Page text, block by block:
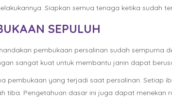
Siapkan semua tenaga ketika sudah
SEPULUH
pembukaan persalinan sudah sempurna
sangat kuat untuk membantu janin dapat
pembukaan yang terjadi saat persalinan. Setiap
tiba. Pengetahuan dasar ini juga dapat